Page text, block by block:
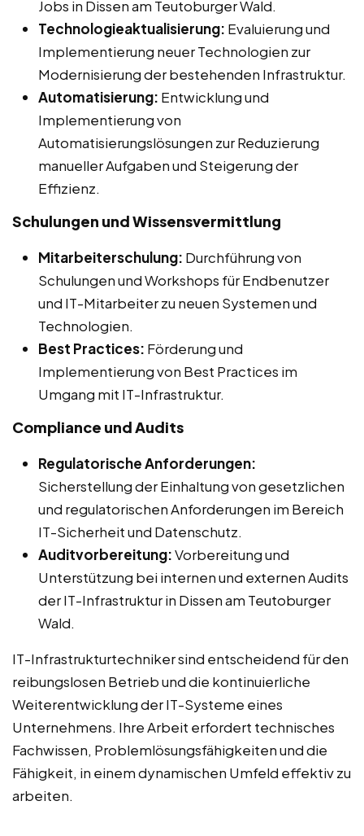
Jobs in Dissen am Teutoburger Wald.
Technologieaktualisierung: Evaluierung und
Implementierung neuer Technologien zur
Modernisierung der bestehenden Infrastruktur.
Automatisierung: Entwicklung und
Implementierung von
Automatisierungslösungen zur Reduzierung
manueller Aufgaben und Steigerung der
Effizienz.
Schulungen und Wissensvermittlung
Mitarbeiterschulung: Durchführung von
Schulungen und Workshops für Endbenutzer
und IT-Mitarbeiter zu neuen Systemen und
Technologien.
Best Practices: Förderung und
Implementierung von Best Practices im
Umgang mit IT-Infrastruktur.
Compliance und Audits
Regulatorische Anforderungen:
Sicherstellung der Einhaltung von gesetzlichen
und regulatorischen Anforderungen im Bereich
IT-Sicherheit und Datenschutz.
Auditvorbereitung:Vorbereitung und
Unterstützung bei internen und externen Audits
der IT-Infrastruktur in Dissen am Teutoburger
Wald.
IT-Infrastrukturtechniker sind entscheidend für den
reibungslosen Betrieb und die kontinuierliche
Weiterentwicklung der IT-Systeme eines
Unternehmens. Ihre Arbeit erfordert technisches
Fachwissen, Problemlösungsfähigkeiten und die
Fähigkeit, in einem dynamischen Umfeld effektiv zu
arbeiten.